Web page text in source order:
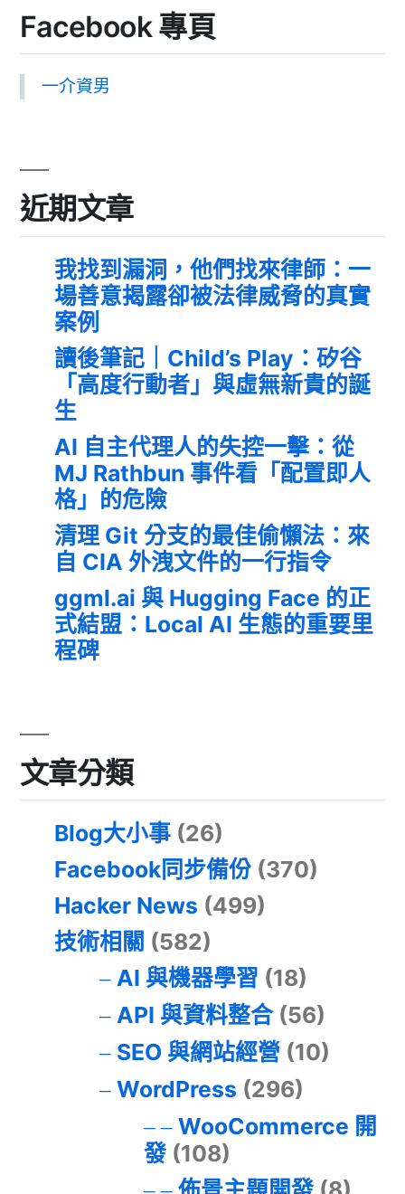
Facebook 專頁
一介資男
近期文章
我找到漏洞，他們找來律師：一
場善意揭露卻被法律威脅的真實
案例
讀後筆記｜Child’s Play：矽谷
「高度行動者」與虛無新貴的誕
生
AI 自主代理人的失控一擊：從
MJ Rathbun 事件看「配置即人
格」的危險
清理 Git 分支的最佳偷懶法：來
自 CIA 外洩文件的一行指令
ggml.ai 與 Hugging Face 的正
式結盟：Local AI 生態的重要里
程碑
文章分類
Blog大小事 (26)
Facebook同步備份 (370)
Hacker News (499)
技術相關 (582)
AI 與機器學習 (18)
API 與資料整合(56)
SEO 與網站經營 (10)
WordPress (296)
WooCommerce 開
發(108)